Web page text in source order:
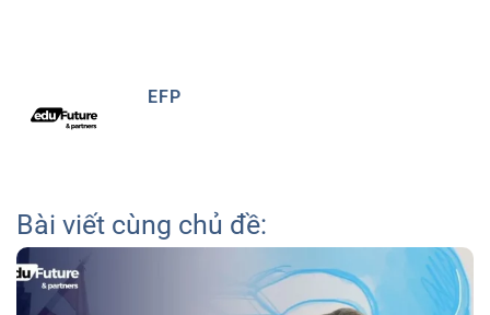
EFP
Bài viết cùng chủ đề: